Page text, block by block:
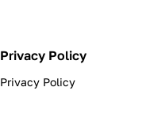
Privacy Policy
Privacy Policy